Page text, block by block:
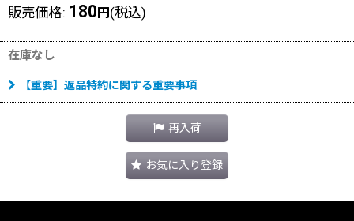
販売価格: 180 円 (税込)
在庫なし
【重要】返品特約に関する重要事項
再入荷
お気に入り登録